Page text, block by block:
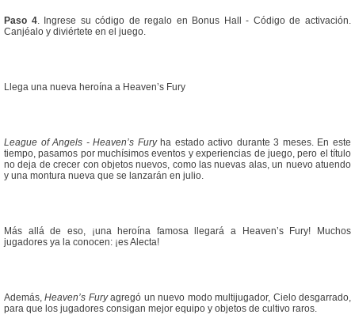
Paso 4. Ingrese su código de regalo en Bonus Hall - Código de activación.
Canjéalo y diviértete en el juego.
Llega una nueva heroína a Heaven’s Fury
League of Angels - Heaven’s Furyha estado activo durante 3 meses. En este
tiempo, pasamos por muchísimos eventos y experiencias de juego, pero el título
no deja de crecer con objetos nuevos, como las nuevas alas, un nuevo atuendo
y una montura nueva que se lanzarán en julio.
Más allá de eso, ¡una heroína famosa llegará a Heaven’s Fury! Muchos
jugadores ya la conocen: ¡es Alecta!
Además,Heaven’s Furyagregó un nuevo modo multijugador, Cielo desgarrado,
para que los jugadores consigan mejor equipo y objetos de cultivo raros.